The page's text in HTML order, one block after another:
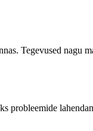
Tegevused nagu
probleemide